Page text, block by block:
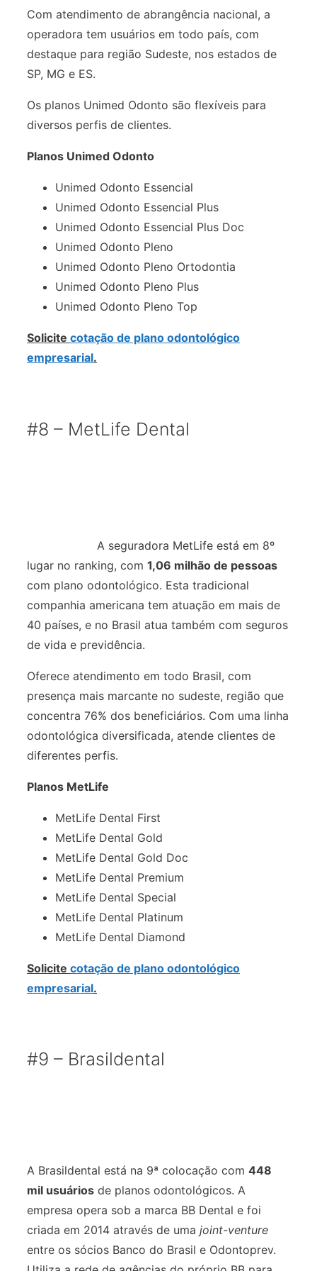
Com atendimento de abrangência nacional, a
operadora tem usuários em todo país, com
destaque para região Sudeste, nos estados de
SP, MG e ES.
Os planos Unimed Odonto são flexíveis para
diversos perfis de clientes.
Planos Unimed Odonto
Unimed Odonto Essencial
Unimed Odonto Essencial Plus
Unimed Odonto Essencial Plus Doc
Unimed Odonto Pleno
Unimed Odonto Pleno Ortodontia
Unimed Odonto Pleno Plus
Unimed Odonto Pleno Top
Solicite cotação de plano odontológico
empresarial.
#8 – MetLife Dental
A seguradora MetLife está em 8º
lugar no ranking, com 1,06 milhão de pessoas
com plano odontológico. Esta tradicional
companhia americana tem atuação em mais de
40 países, e no Brasil atua também com seguros
de vida e previdência.
Oferece atendimento em todo Brasil, com
presença mais marcante no sudeste, região que
concentra 76% dos beneficiários. Com uma linha
odontológica diversificada, atende clientes de
diferentes perfis.
Planos MetLife
MetLife Dental First
MetLife Dental Gold
MetLife Dental Gold Doc
MetLife Dental Premium
MetLife Dental Special
MetLife Dental Platinum
MetLife Dental Diamond
Solicite cotação de plano odontológico
empresarial.
#9 – Brasildental
A Brasildental está na 9ª colocação com 448
mil usuários de planos odontológicos. A
empresa opera sob a marca BB Dental e foi
criada em 2014 através de uma joint-venture
entre os sócios Banco do Brasil e Odontoprev.